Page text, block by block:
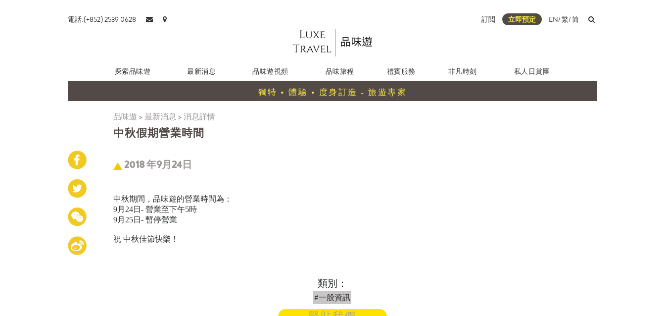
電話:(+852) 2539 0628 訂閲 立即預定 EN/繁/简
探索品味遊 最新消息 品味遊視頻 品味旅程 禮賓服務 非凡時刻 私人日賞團
獨特 • 體驗 • 度身訂造 - 旅遊專家
品味遊 >最新消息>消息詳情
中秋假期營業時間
2018 年9月24日
中秋期間，品味遊的營業時間為：
9月 24日 - 營業至下午5時
9月 25日 - 暫停營業
祝 中秋佳節快樂！
類別：
#一般資訊